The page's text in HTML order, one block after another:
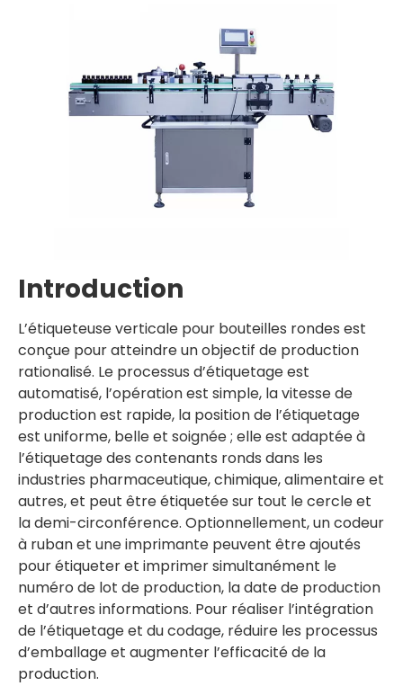
Introduction
L’étiqueteuse verticale pour bouteilles rondes est
conçue pour atteindre un objectif de production
rationalisé. Le processus d’étiquetage est
automatisé, l’opération est simple, la vitesse de
production est rapide, la position de l’étiquetage
est uniforme, belle et soignée ; elle est adaptée à
l’étiquetage des contenants ronds dans les
industries pharmaceutique, chimique, alimentaire et
autres, et peut être étiquetée sur tout le cercle et
la demi-circonférence. Optionnellement, un codeur
à ruban et une imprimante peuvent être ajoutés
pour étiqueter et imprimer simultanément le
numéro de lot de production, la date de production
et d’autres informations. Pour réaliser l’intégration
de l’étiquetage et du codage, réduire les processus
d’emballage et augmenter l’efficacité de la
production.